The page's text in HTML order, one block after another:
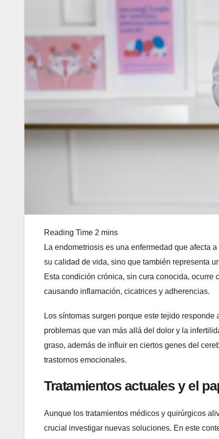
La endometriosis es una enfermedad que afecta
su calidad de vida, sino que también representa
Esta condición crónica, sin cura conocida,
causando inflamación, cicatrices y adherencias.
Los síntomas surgen porque este tejido
problemas que van más allá del dolor y la
graso, además de influir en ciertos genes del
trastornos emocionales.
Tratamientos actuales y el
Aunque los tratamientos médicos y quirúrgicos
crucial investigar nuevas soluciones. En este